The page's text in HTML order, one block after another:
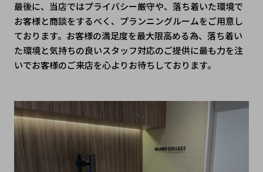
最後に、当店ではプライバシー厳守や、落ち着いた環境で
お客様と商談をするべく、プランニングルームをご用意し
ております。お客様の満足度を最大限高める為、落ち着い
た環境と気持ちの良いスタッフ対応のご提供に最も力を注
いでお客様のご来店を心よりお待ちしております。